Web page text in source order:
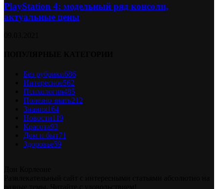
PlayStation 4: модельный ряд консоли,
актуальные цены
Без рубрики686
Интересное562
Психология485
Полезно знать212
Знания164
Новости119
Красота93
Дом и быт71
Здоровье59